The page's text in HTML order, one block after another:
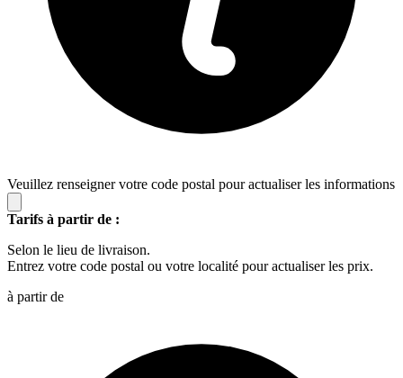
Veuillez renseigner votre code postal pour actualiser les informations
Tarifs à partir de :
Selon le lieu de livraison.
Entrez votre code postal ou votre localité pour actualiser les prix.
à partir de